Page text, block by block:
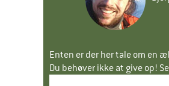
Enten er der her tale om en
Du behøver ikke at give op!